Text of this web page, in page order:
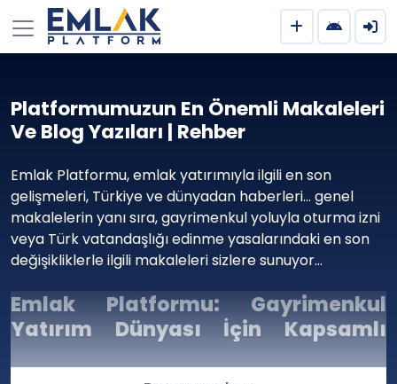
Platformumuzun En Önemli Makaleleri
Ve Blog Yazıları | Rehber
Emlak Platformu, emlak yatırımıyla ilgili en son
gelişmeleri, Türkiye ve dünyadan haberleri… genel
makalelerin yanı sıra, gayrimenkul yoluyla oturma izni
veya Türk vatandaşlığı edinme yasalarındaki en son
değişikliklerle ilgili makaleleri sizlere sunuyor…
Emlak Platformu: Gayrimenkul
Yatırım Dünyası İçin Kapsamlı